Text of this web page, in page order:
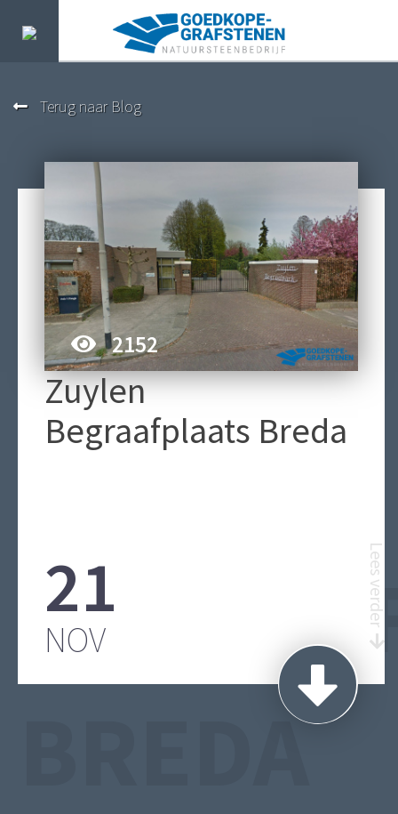
Terug naar Blog
2152
Zuylen
Begraafplaats Breda
21
NOV
Lees verder
BREDA